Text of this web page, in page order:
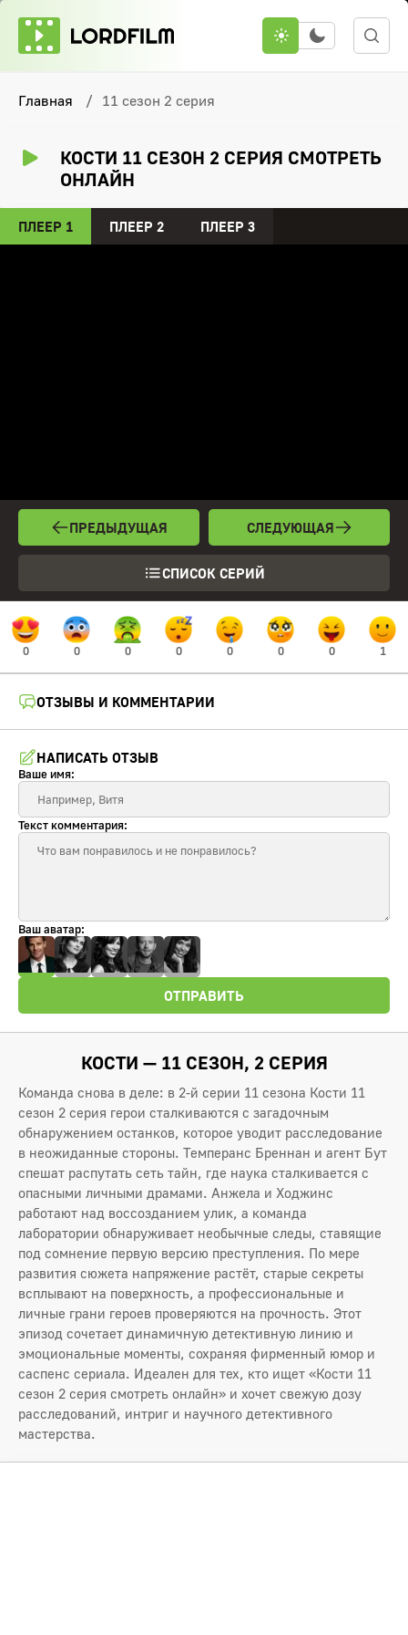
Главная 11 сезон 2 серия
КОСТИ 11 СЕЗОН 2 СЕРИЯ СМОТРЕТЬ
ОНЛАЙН
ПЛЕЕР 1 ПЛЕЕР 2 ПЛЕЕР 3
ПРЕДЫДУЩАЯ
СПИСОК СЕРИЙ
СЛЕДУЮЩАЯ
0 0 0 0 0 0 0 1
ОТЗЫВЫ И КОММЕНТАРИИ
НАПИСАТЬ ОТЗЫВ
Ваше имя:
Текст комментария:
Ваш аватар:
ОТПРАВИТЬ
КОСТИ — 11 СЕЗОН, 2 СЕРИЯ
Команда снова в деле: в 2-й серии 11 сезона Кости 11
сезон 2 серия герои сталкиваются с загадочным
обнаружением останков, которое уводит расследование
в неожиданные стороны. Темперанс Бреннан и агент Бут
спешат распутать сеть тайн, где наука сталкивается с
опасными личными драмами. Анжела и Ходжинс
работают над воссозданием улик, а команда
лаборатории обнаруживает необычные следы, ставящие
под сомнение первую версию преступления. По мере
развития сюжета напряжение растёт, старые секреты
всплывают на поверхность, а профессиональные и
личные грани героев проверяются на прочность. Этот
эпизод сочетает динамичную детективную линию и
эмоциональные моменты, сохраняя фирменный юмор и
саспенс сериала. Идеален для тех, кто ищет «Кости 11
сезон 2 серия смотреть онлайн» и хочет свежую дозу
расследований, интриг и научного детективного
мастерства.